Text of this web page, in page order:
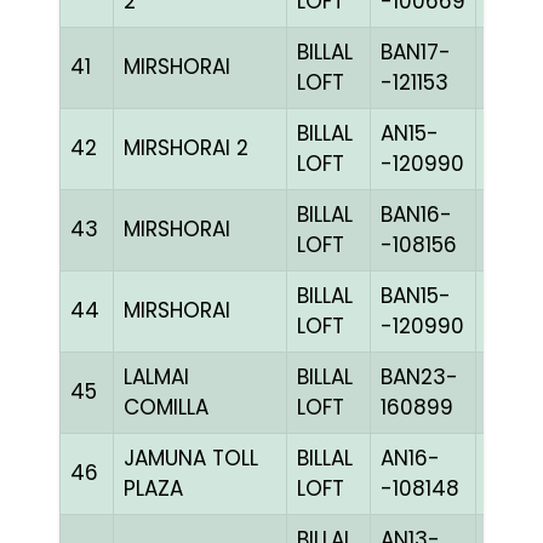
41 MIRSHORAI
BILLAL
LOFT
BAN17-
-121153
42 MIRSHORAI 2
BILLAL
LOFT
AN15-
-120990
43 MIRSHORAI
BILLAL
LOFT
BAN16-
-108156
44 MIRSHORAI
BILLAL
LOFT
BAN15-
-120990
45
LALMAI
COMILLA
BILLAL
LOFT
BAN23-
160899
46
JAMUNA TOLL
PLAZA
BILLAL
LOFT
AN16-
-108148